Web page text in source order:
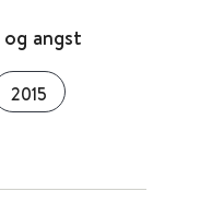
angst
2015